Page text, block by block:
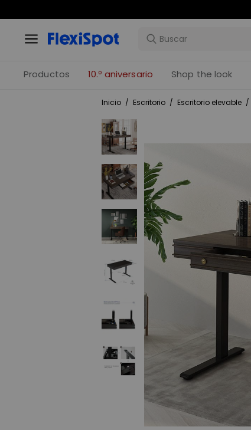
Productos 10.º aniversario Shop the look
Inicio / Escritorio / Escritorio elevable /